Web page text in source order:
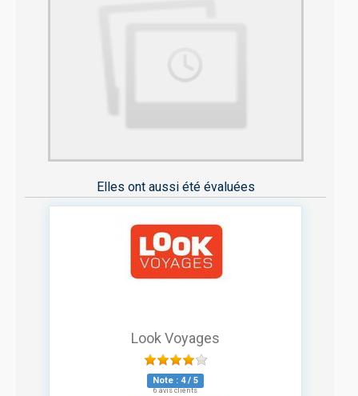
Elles ont aussi été évaluées
Look Voyages
Note : 4/ 5
6 avis clients